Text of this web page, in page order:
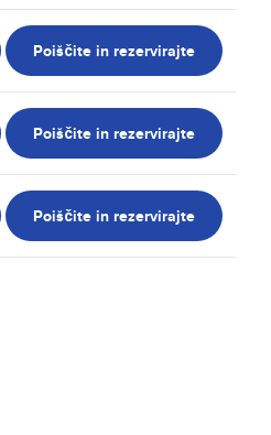
Poiščite in rezervirajte
Poiščite in rezervirajte
Poiščite in rezervirajte